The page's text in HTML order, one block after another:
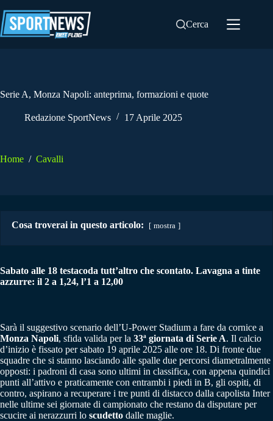
al
contenuto
Cerca
Serie A, Monza Napoli: anteprima, formazioni e quote
Redazione SportNews 17 Aprile 2025
Home / Cavalli
Cosa troverai in questo articolo: mostra
Sabato alle 18 testacoda tutt’altro che scontato. Lavagna a tinte
azzurre: il 2 a 1,24, l’1 a 12,00
Sarà il suggestivo scenario dell’U-Power Stadium a fare da cornice a
Monza Napoli, sfida valida per la 33ª giornata di Serie A. Il calcio
d’inizio è fissato per sabato 19 aprile 2025 alle ore 18. Di fronte due
squadre che si stanno lasciando alle spalle due percorsi diametralmente
opposti: i padroni di casa sono ultimi in classifica, con appena quindici
punti all’attivo e praticamente con entrambi i piedi in B, gli ospiti, di
contro, aspirano a recuperare i tre punti di distacco dalla capolista Inter
nelle ultime sei giornate di campionato che restano da disputare per
scucire ai nerazzurri lo scudetto dalle maglie.